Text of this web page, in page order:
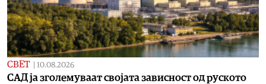
СВЕТ 10.08.2026
САД ја зголемуваат својата зависност од руското